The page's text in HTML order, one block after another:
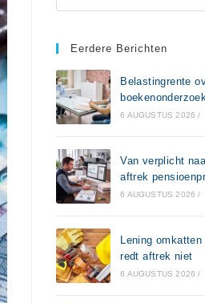
Eerdere Berichten
Belastingrente
boekenonderzoek
6 AUGUSTUS 2026 /
Van verplicht
aftrek
6 AUGUSTUS 2026 /
Lening
redt aftrek niet
6 AUGUSTUS 2026 /